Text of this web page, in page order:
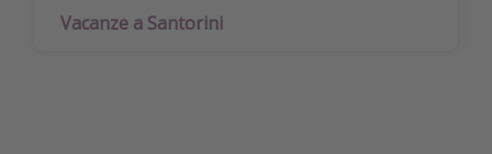
Vacanze a Santorini